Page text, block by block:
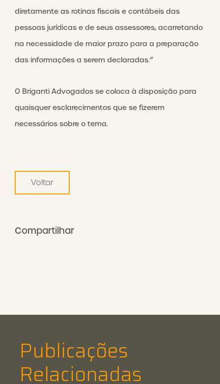
diretamente as rotinas fiscais e contábeis das
pessoas jurídicas e de seus assessores, acarretando
na necessidade de maior prazo para a preparação
das informações a serem declaradas.”
O Briganti Advogados se coloca à disposição para
quaisquer esclarecimentos que se fizerem
necessários sobre o tema.
Voltar
Compartilhar
Publicações
Relacionadas